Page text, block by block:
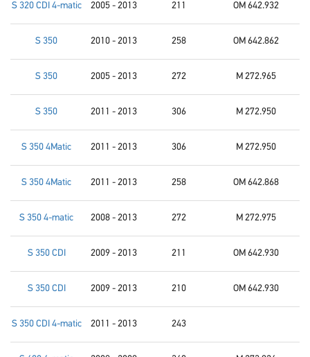
S 320 CDI 4-matic 2005 - 2013 211 OM 642.932
S 350 2010 - 2013 258 OM 642.862
S 350 2005 - 2013 272 M 272.965
S 350 2011 - 2013 306 M 272.950
S 350 4Matic 2011 - 2013 306 M 272.950
S 350 4Matic 2011 - 2013 258 OM 642.868
S 350 4-matic 2008 - 2013 272 M 272.975
S 350 CDI 2009 - 2013 211 OM 642.930
S 350 CDI 2009 - 2013 210 OM 642.930
S 350 CDI 4-matic 2011 - 2013 243